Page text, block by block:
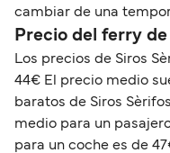
cambiar de una
Precio del ferry
Los precios de Siros
44€ El precio medio
baratos de Siros
medio para un
para un coche es de